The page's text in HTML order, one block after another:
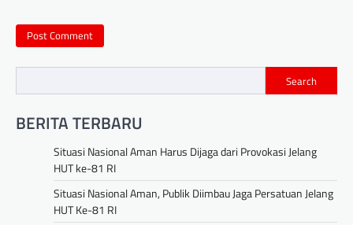
Search
BERITA TERBARU
Situasi Nasional Aman Harus Dijaga dari Provokasi Jelang
HUT ke-81 RI
Situasi Nasional Aman, Publik Diimbau Jaga Persatuan Jelang
HUT Ke-81 RI